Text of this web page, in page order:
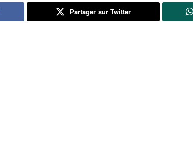
Partager sur Twitter